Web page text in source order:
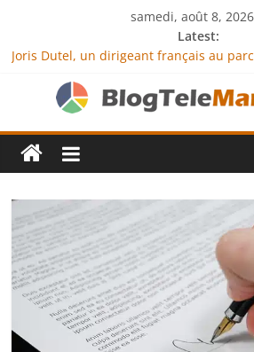
samedi, août 8, 2026
Latest:
Joris Dutel, un dirigeant français au
Agria Assurance Animaux : comment
démarque-t-elle de la concurrence ?
JCA Academy : l’excellence au service
financière
Denis Bouclon : la diplomatie éducative
Next Terra International : des solutions
du commerce international